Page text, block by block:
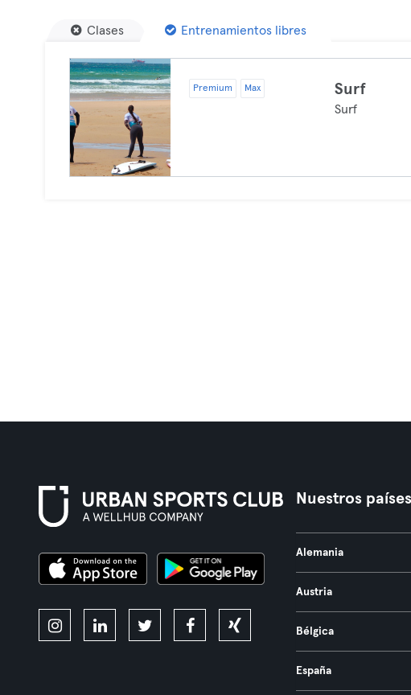
Clases Entrenamientos libres
Premium Max Surf
Surf
Nuestros países
Alemania
Austria
Bélgica
España